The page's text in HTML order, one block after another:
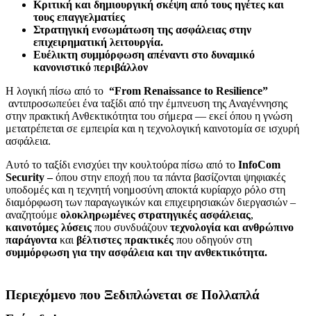
Κριτική και δημιουργική σκέψη από τους ηγέτες και
τους επαγγελματίες
Στρατηγική ενσωμάτωση της ασφάλειας στην
επιχειρηματική λειτουργία.
Ευέλικτη συμμόρφωση απέναντι στο δυναμικό
κανονιστικό περιβάλλον
Η λογική πίσω από το “From Renaissance to Resilience”
αντιπροσωπεύει ένα ταξίδι από την έμπνευση της Αναγέννησης
στην πρακτική Ανθεκτικότητα του σήμερα — εκεί όπου η γνώση
μετατρέπεται σε εμπειρία και η τεχνολογική καινοτομία σε ισχυρή
ασφάλεια.
Αυτό το ταξίδι ενισχύει την κουλτούρα πίσω από το InfoCom
Security –όπου στην εποχή που τα πάντα βασίζονται ψηφιακές
υποδομές και η τεχνητή νοημοσύνη αποκτά κυρίαρχο ρόλο στη
διαμόρφωση των παραγωγικών και επιχειρησιακών διεργασιών –
αναζητούμε ολοκληρωμένες στρατηγικές ασφάλειας,
καινοτόμες λύσεις που συνδυάζουν τεχνολογία και ανθρώπινο
παράγοντα καιβέλτιστες πρακτικές που οδηγούν στη
συμμόρφωση για την ασφάλεια και την ανθεκτικότητα.
Περιεχόμενο που Ξεδιπλώνεται σε Πολλαπλά